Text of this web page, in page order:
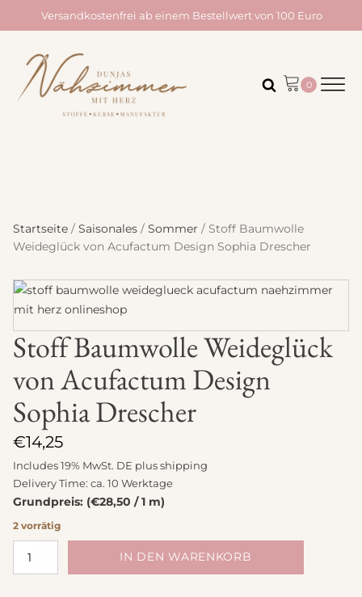
Versandkostenfrei ab einem Bestellwert von 100 Euro
Startseite / Saisonales / Sommer / Stoff Baumwolle
Weideglück von Acufactum Design Sophia Drescher
Stoff Baumwolle Weideglück
von Acufactum Design
Sophia Drescher
€14,25
Includes 19% MwSt. DE plusshipping
Delivery Time: ca. 10 Werktage
Grundpreis: (€28,50 / 1 m)
2 vorrätig
Stoff
Baumwolle
IN DEN WARENKORB